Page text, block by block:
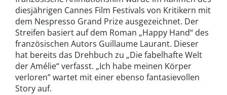
diesjährigen Cannes Film Festivals von Kritikern mit
dem Nespresso Grand Prize ausgezeichnet. Der
Streifen basiert auf dem Roman „Happy Hand“ des
französischen Autors Guillaume Laurant. Dieser
hat bereits das Drehbuch zu „Die fabelhafte Welt
der Amélie“ verfasst. „Ich habe meinen Körper
verloren” wartet mit einer ebenso fantasievollen
Story auf.